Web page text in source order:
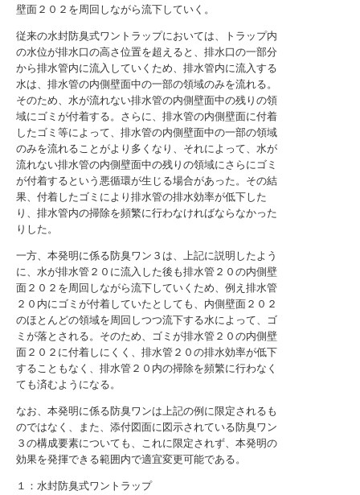
壁面２０２を周回しながら流下していく。
従来の水封防臭式ワントラップにおいては、トラップ内
の水位が排水口の高さ位置を超えると、排水口の一部分
から排水管内に流入していくため、排水管内に流入する
水は、排水管の内側壁面中の一部の領域のみを流れる。
そのため、水が流れない排水管の内側壁面中の残りの領
域にゴミが付着する。さらに、排水管の内側壁面に付着
したゴミ等によって、排水管の内側壁面中の一部の領域
のみを流れることがより多くなり、それによって、水が
流れない排水管の内側壁面中の残りの領域にさらにゴミ
が付着するという悪循環が生じる場合があった。その結
果、付着したゴミにより排水管の排水効率が低下した
り、排水管内の掃除を頻繁に行わなければならなかった
りした。
一方、本発明に係る防臭ワン３は、上記に説明したよう
に、水が排水管２０に流入した後も排水管２０の内側壁
面２０２を周回しながら流下していくため、例え排水管
２０内にゴミが付着していたとしても、内側壁面２０２
のほとんどの領域を周回しつつ流下する水によって、ゴ
ミが落とされる。そのため、ゴミが排水管２０の内側壁
面２０２に付着しにくく、排水管２０の排水効率が低下
することもなく、排水管２０内の掃除を頻繁に行わなく
ても済むようになる。
なお、本発明に係る防臭ワンは上記の例に限定されるも
のではなく、また、添付図面に図示されている防臭ワン
３の構成要素についても、これに限定されず、本発明の
効果を発揮できる範囲内で適宜変更可能である。
１：水封防臭式ワントラップ